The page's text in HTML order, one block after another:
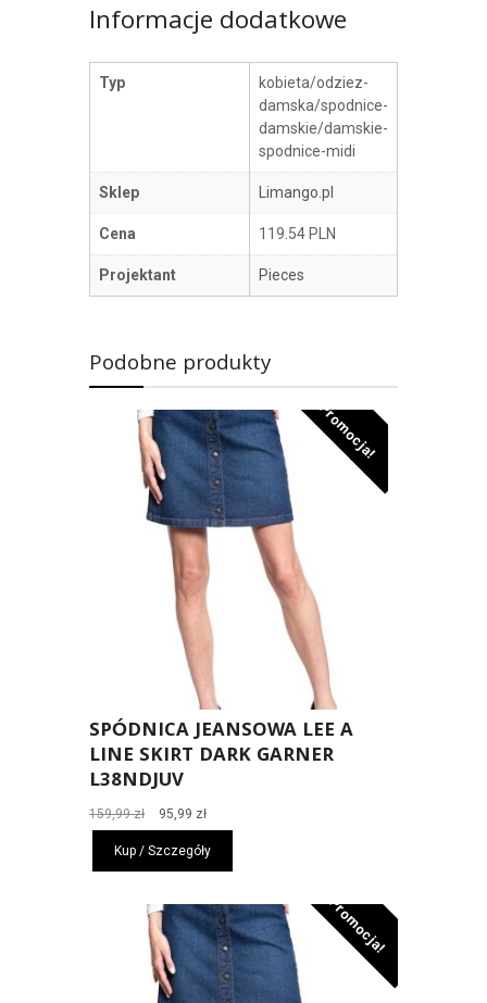
Informacje dodatkowe
Typ
kobieta/odziez-
damska/spodnice-
damskie/damskie-
spodnice-midi
Sklep Limango.pl
Cena 119.54 PLN
Projektant Pieces
Podobne produkty
Promocja!
SPÓDNICA JEANSOWA LEE A
LINE SKIRT DARK GARNER
L38NDJUV
159,99zł
Pierwotna
cena
wynosiła:
159,99 zł.
95,99 złAktualna
cena
wynosi:
95,99 zł.
Kup / Szczegóły
Promocja!